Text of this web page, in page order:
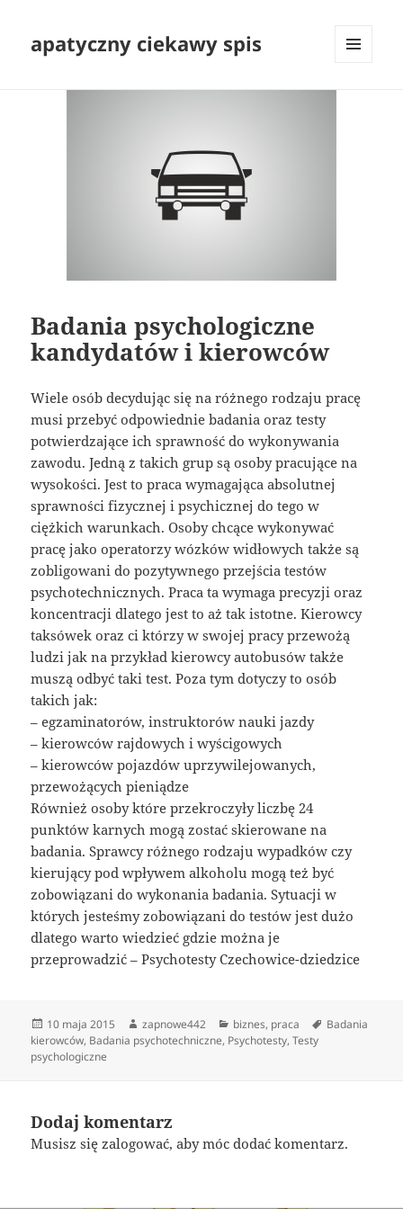
apatyczny ciekawy spis
Badania psychologiczne
kandydatów i kierowców
Wiele osób decydując się na różnego rodzaju pracę
musi przebyć odpowiednie badania oraz testy
potwierdzające ich sprawność do wykonywania
zawodu. Jedną z takich grup są osoby pracujące na
wysokości. Jest to praca wymagająca absolutnej
sprawności fizycznej i psychicznej do tego w
ciężkich warunkach. Osoby chcące wykonywać
pracę jako operatorzy wózków widłowych także są
zobligowani do pozytywnego przejścia testów
psychotechnicznych. Praca ta wymaga precyzji oraz
koncentracji dlatego jest to aż tak istotne. Kierowcy
taksówek oraz ci którzy w swojej pracy przewożą
ludzi jak na przykład kierowcy autobusów także
muszą odbyć taki test. Poza tym dotyczy to osób
takich jak:
– egzaminatorów, instruktorów nauki jazdy
– kierowców rajdowych i wyścigowych
– kierowców pojazdów uprzywilejowanych,
przewożących pieniądze
Również osoby które przekroczyły liczbę 24
punktów karnych mogą zostać skierowane na
badania. Sprawcy różnego rodzaju wypadków czy
kierujący pod wpływem alkoholu mogą też być
zobowiązani do wykonania badania. Sytuacji w
których jesteśmy zobowiązani do testów jest dużo
dlatego warto wiedzieć gdzie można je
przeprowadzić – Psychotesty Czechowice-dziedzice
Data
publikacji
10 maja 2015 Autor
zapnowe442 Kategorie
biznes, praca Tagi
Badania
kierowców, Badania psychotechniczne, Psychotesty,Testy
psychologiczne
Dodaj komentarz
Musisz sięzalogować, aby móc dodać komentarz.